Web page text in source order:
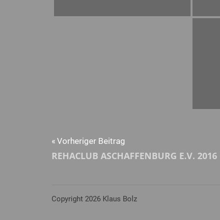
Beitragsnavigation
Vorheriger Beitrag
REHACLUB ASCHAFFENBURG E.V. 2016
Copyright 2026 Klaus Bolz